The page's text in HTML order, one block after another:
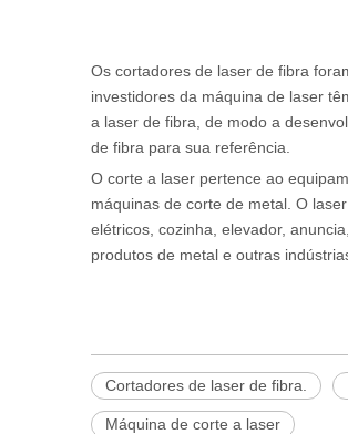
Os cortadores de laser de fibra
investidores da máquina de laser
a laser de fibra, de modo a
de fibra para sua referência.
O corte a laser pertence ao
máquinas de corte de metal. O
elétricos, cozinha, elevador,
produtos de metal e outras
Cortadores de laser de fibra.
Máquina de corte a laser